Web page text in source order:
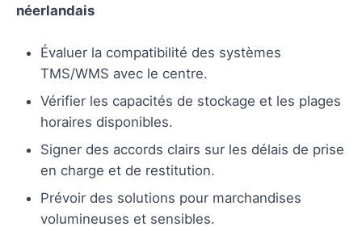
néerlandais
Évaluer la compatibilité des systèmes
TMS/WMS avec le centre.
Vérifier les capacités de stockage et les plages
horaires disponibles.
Signer des accords clairs sur les délais de prise
en charge et de restitution.
Prévoir des solutions pour marchandises
volumineuses et sensibles.